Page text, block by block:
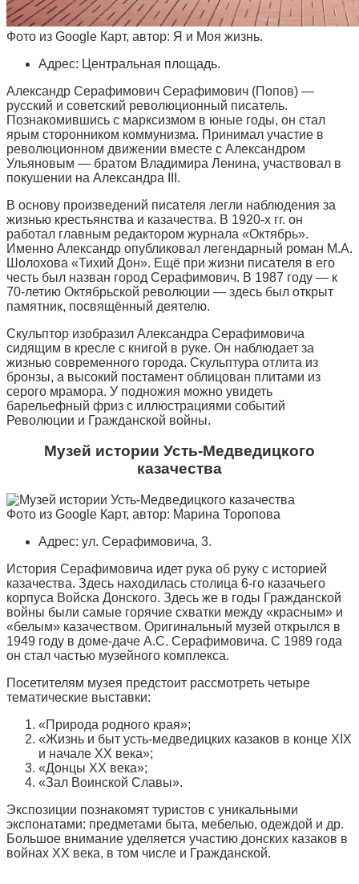
Фото из Google Карт, автор: Я и Моя жизнь.
Адрес: Центральная площадь.
Александр Серафимович Серафимович (Попов) —
русский и советский революционный писатель.
Познакомившись с марксизмом в юные годы, он стал
ярым сторонником коммунизма. Принимал участие в
революционном движении вместе с Александром
Ульяновым — братом Владимира Ленина, участвовал в
покушении на Александра III.
В основу произведений писателя легли наблюдения за
жизнью крестьянства и казачества. В 1920-х гг. он
работал главным редактором журнала «Октябрь».
Именно Александр опубликовал легендарный роман М.А.
Шолохова «Тихий Дон». Ещё при жизни писателя в его
честь был назван город Серафимович. В 1987 году — к
70-летию Октябрьской революции — здесь был открыт
памятник, посвящённый деятелю.
Скульптор изобразил Александра Серафимовича
сидящим в кресле с книгой в руке. Он наблюдает за
жизнью современного города. Скульптура отлита из
бронзы, а высокий постамент облицован плитами из
серого мрамора. У подножия можно увидеть
барельефный фриз с иллюстрациями событий
Революции и Гражданской войны.
Музей истории Усть-Медведицкого
казачества
Фото из Google Карт, автор: Марина Торопова
Адрес: ул. Серафимовича, 3.
История Серафимовича идет рука об руку с историей
казачества. Здесь находилась столица 6-го казачьего
корпуса Войска Донского. Здесь же в годы Гражданской
войны были самые горячие схватки между «красным» и
«белым» казачеством. Оригинальный музей открылся в
1949 году в доме-даче А.С. Серафимовича. С 1989 года
он стал частью музейного комплекса.
Посетителям музея предстоит рассмотреть четыре
тематические выставки:
«Природа родного края»;
«Жизнь и быт усть-медведицких казаков в конце XIX
и начале XX века»;
«Донцы XX века»;
«Зал Воинской Славы».
Экспозиции познакомят туристов с уникальными
экспонатами: предметами быта, мебелью, одеждой и др.
Большое внимание уделяется участию донских казаков в
войнах XX века, в том числе и Гражданской.